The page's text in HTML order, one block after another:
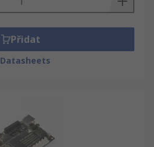
Přidat
Datasheets